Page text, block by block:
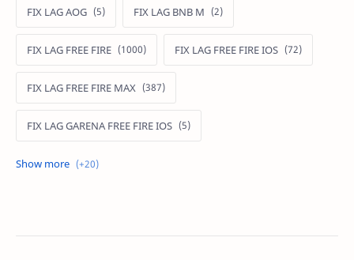
FIX LAG AOG FIX LAG BNB M
FIX LAG FREE FIRE FIX LAG FREE FIRE IOS
FIX LAG FREE FIRE MAX
FIX LAG GARENA FREE FIRE IOS
FIX LAG LIÊN QUÂN MOBILE
MOD APK FREE FIRE MOD DATA FREE FIRE